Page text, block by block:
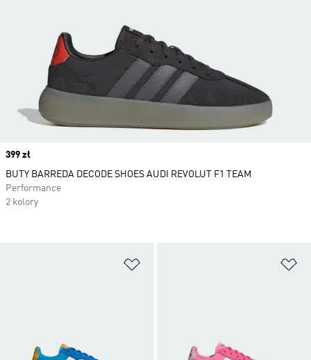
Price
399 zł
BUTY BARREDA DECODE SHOES AUDI REVOLUT F1 TEAM
Performance
2 kolory